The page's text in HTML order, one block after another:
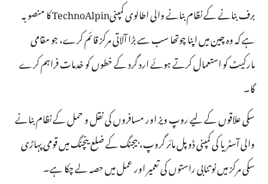
برف بنانے کے نظام بنانے والی اطالوی کمپنیTechnoAlpin کا منصوبہ
ہے کہ وہ چین میں اپنا چوتھا سب سے بڑا آلاتی مرکز قائم کرے، جو مقامی
مارکیٹ کو استعمال کرتے ہوئے ارد گرد کے خطوں کو خدمات فراہم کرے
گا۔
سکی علاقوں کے لیے روپ ویز اور مسافروں کی نقل و حمل کے نظام بنانے
والی آسٹریا کی کمپنی ڈوپل مائر گروپ، بیجنگ کے ضلع ینچنگ میں قومی پہاڑی
سکی مرکز میں نو تنابی راستوں کی تعمیر اور عمل میں حصہ لے چکا ہے۔